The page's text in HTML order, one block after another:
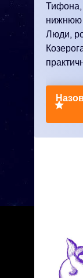
Тифона,
нижнюю
Люди,